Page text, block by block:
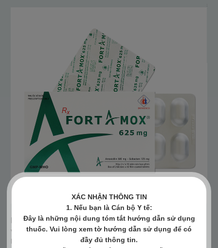
XÁC NHẬN THÔNG TIN
1. Nếu bạn là Cán bộ Y tế:
Đây là những nội dung tóm tắt hướng dẫn sử dụng
thuốc. Vui lòng xem tờ hướng dẫn sử dụng để có
đầy đủ thông tin.
FORTAMOX® 625MG
Viên nén bao phim FORTAMOX 625mg được chỉ định ở người
lớn và trẻ em từ 12 tuổi trở lên để điều trị các tình trạng nhiễm